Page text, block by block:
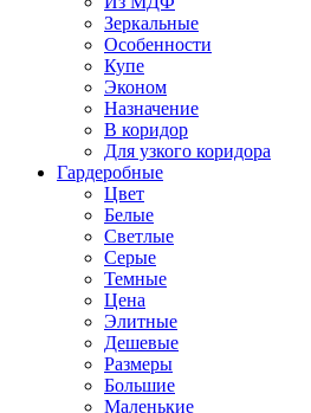
Зеркальные
Особенности
Купе
Эконом
Назначение
В коридор
Для узкого коридора
Гардеробные
Цвет
Белые
Светлые
Серые
Темные
Цена
Элитные
Дешевые
Размеры
Большие
Маленькие